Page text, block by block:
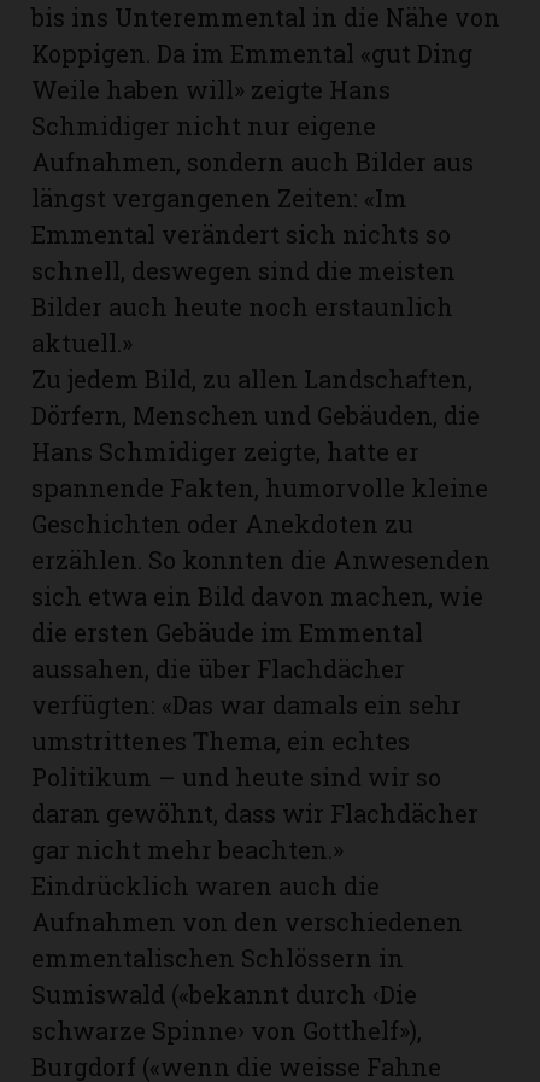
bis ins Unteremmental in die Nähe von
Koppigen. Da im Emmental «gut Ding
Weile haben will» zeigte Hans
Schmidiger nicht nur eigene
Aufnahmen, sondern auch Bilder aus
längst vergangenen Zeiten: «Im
Emmental verändert sich nichts so
schnell, deswegen sind die meisten
Bilder auch heute noch erstaunlich
aktuell.»
Zu jedem Bild, zu allen Landschaften,
Dörfern, Menschen und Gebäuden, die
Hans Schmidiger zeigte, hatte er
spannende Fakten, humorvolle kleine
Geschichten oder Anekdoten zu
erzählen. So konnten die Anwesenden
sich etwa ein Bild davon machen, wie
die ersten Gebäude im Emmental
aussahen, die über Flachdächer
verfügten: «Das war damals ein sehr
umstrittenes Thema, ein echtes
Politikum – und heute sind wir so
daran gewöhnt, dass wir Flachdächer
gar nicht mehr beachten.»
Eindrücklich waren auch die
Aufnahmen von den verschiedenen
emmentalischen Schlössern in
Sumiswald («bekannt durch ‹Die
schwarze Spinne› von Gotthelf»),
Burgdorf («wenn die weisse Fahne